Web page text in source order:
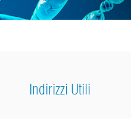
Indirizzi Utili